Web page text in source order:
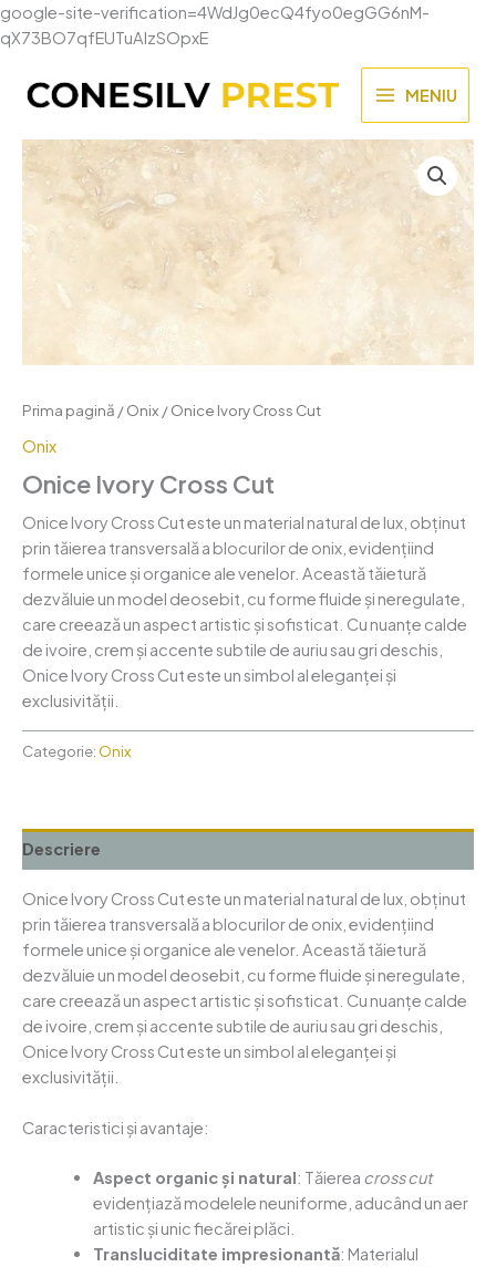
google-site-verification=4WdJg0ecQ4fyo0egGG6nM-
qX73BO7qfEUTuAIzSOpxESkip
content
MENU
MENIU
Prima pagină /Onix / Onice Ivory Cross Cut
Onix
Onice Ivory Cross Cut
Onice Ivory Cross Cut este un material natural de lux, obținut
prin tăierea transversală a blocurilor de onix, evidențiind
formele unice și organice ale venelor. Această tăietură
dezvăluie un model deosebit, cu forme fluide și neregulate,
care creează un aspect artistic și sofisticat. Cu nuanțe calde
de ivoire, crem și accente subtile de auriu sau gri deschis,
Onice Ivory Cross Cut este un simbol al eleganței și
exclusivității.
Categorie: Onix
Descriere
Onice Ivory Cross Cut este un material natural de lux, obținut
prin tăierea transversală a blocurilor de onix, evidențiind
formele unice și organice ale venelor. Această tăietură
dezvăluie un model deosebit, cu forme fluide și neregulate,
care creează un aspect artistic și sofisticat. Cu nuanțe calde
de ivoire, crem și accente subtile de auriu sau gri deschis,
Onice Ivory Cross Cut este un simbol al eleganței și
exclusivității.
Caracteristici și avantaje:
Aspect organic și natural: Tăierea cross cut
evidențiază modelele neuniforme, aducând un aer
artistic și unic fiecărei plăci.
Transluciditate impresionantă: Materialul